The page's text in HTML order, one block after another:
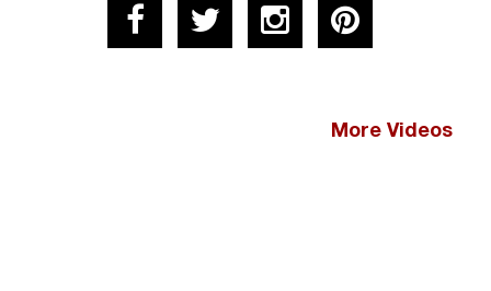
More Videos